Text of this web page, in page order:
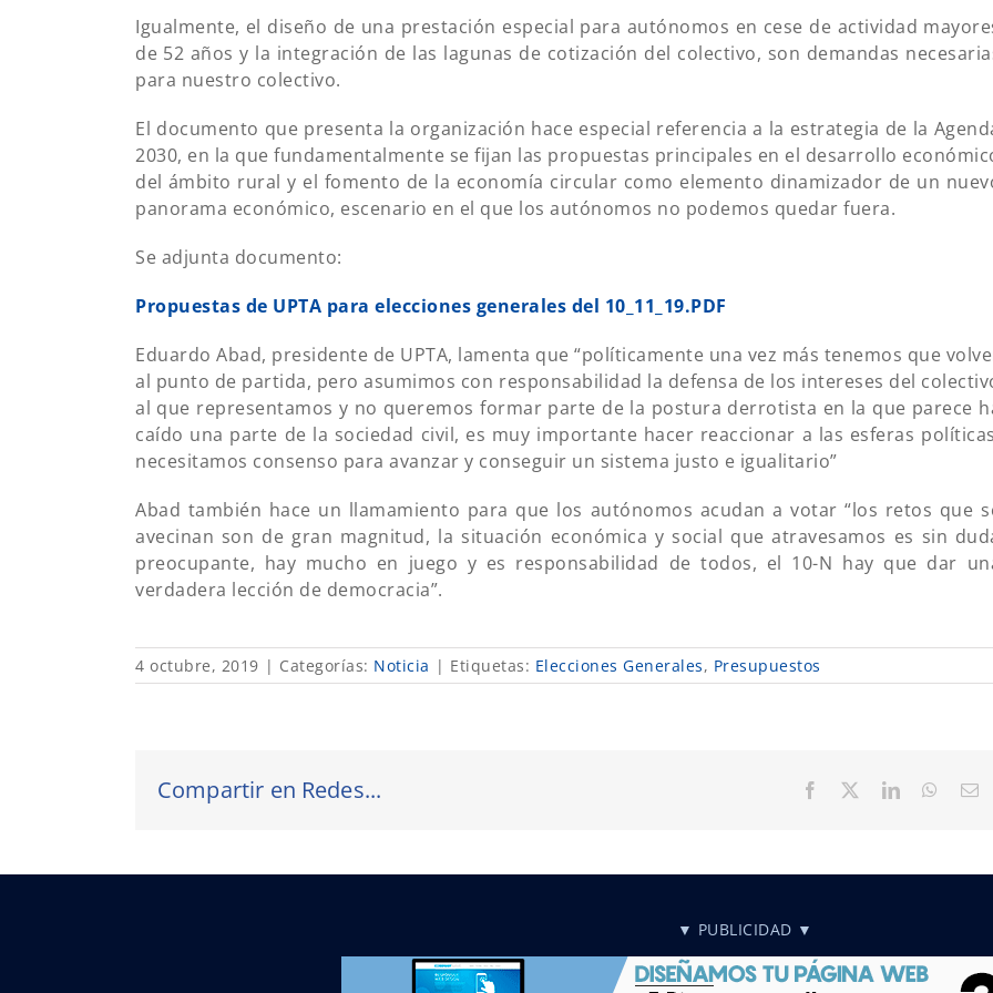
Igualmente, el diseño de una prestación especial para autónomos en cese de actividad
de 52 años y la integración de las lagunas de cotización del colectivo, son demandas
para nuestro colectivo.
El documento que presenta la organización hace especial referencia a la estrategia de la
2030, en la que fundamentalmente se fijan las propuestas principales en el desarrollo
del ámbito rural y el fomento de la economía circular como elemento dinamizador de un
panorama económico, escenario en el que los autónomos no podemos quedar fuera.
Se adjunta documento:
Propuestas de UPTA para elecciones generales del 10_11_19.PDF
Eduardo Abad, presidente de UPTA, lamenta que “políticamente una vez más tenemos que
al punto de partida, pero asumimos con responsabilidad la defensa de los intereses del
al que representamos y no queremos formar parte de la postura derrotista en la que parece
caído una parte de la sociedad civil, es muy importante hacer reaccionar a las esferas
necesitamos consenso para avanzar y conseguir un sistema justo e igualitario”
Abad también hace un llamamiento para que los autónomos acudan a votar “los retos que
avecinan son de gran magnitud, la situación económica y social que atravesamos es sin
preocupante, hay mucho en juego y es responsabilidad de todos, el 10-N hay que dar
verdadera lección de democracia”.
4 octubre, 2019 | Categorías: Noticia | Etiquetas: Elecciones Generales, Presupuestos
Compartir en Redes... Facebook LinkedIn
▼ PUBLICIDAD ▼